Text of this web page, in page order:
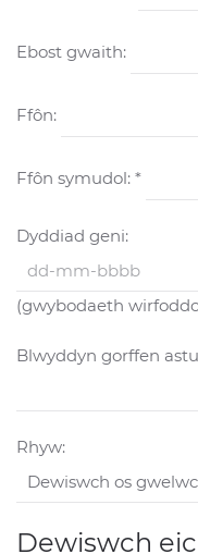
Ebost gwaith:
Ffôn:
Ffôn symudol: *
Dyddiad geni:
(gwybodaeth
Blwyddyn gorffen
Rhyw:
Dewiswch